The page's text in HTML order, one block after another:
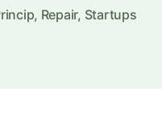
, Repair, Startups